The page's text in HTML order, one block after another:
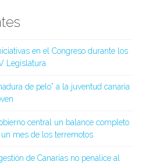
en el Congreso durante los
Legislatura
de pelo” a la juventud canaria
central un balance completo
mes de los terremotos
de Canarias no penalice al